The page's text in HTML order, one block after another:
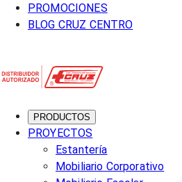
PROMOCIONES
BLOG CRUZ CENTRO
PRODUCTOS
PROYECTOS
Estantería
Mobiliario Corporativo